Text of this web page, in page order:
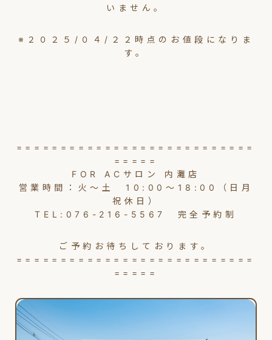
いません。
※２０２５/０４/２２時点のお値段になりま
す。
===========================
=====
FOR ACサロン 内灘店
営業時間：火～土 10:00～18:00（日月
祝休日）
TEL:076-216-5567 完全予約制
ご予約お待ちしております。
===========================
=====